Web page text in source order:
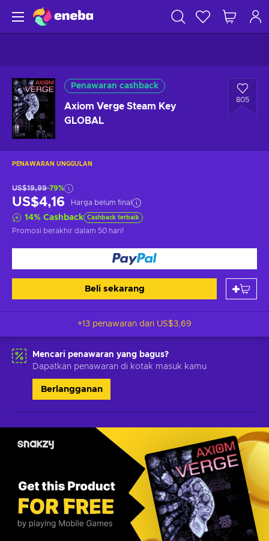
Penawaran cashback
Axiom Verge Steam Key
GLOBAL
805
PENAWARAN UNGGULAN
US$19,99-79%
US$4,16 Harga belum final
14% Cashback Cashback terbaik
Promosi berakhir dalam 50 hari!
Beli sekarang
+13 penawaran dari US$3,69
Mencari penawaran yang bagus?
Dapatkan penawaran di kotak masuk kamu
Berlangganan